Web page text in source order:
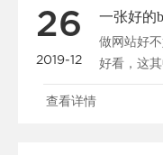
26
2019-12
做网站好
好看，这其
一张好的
查看详情